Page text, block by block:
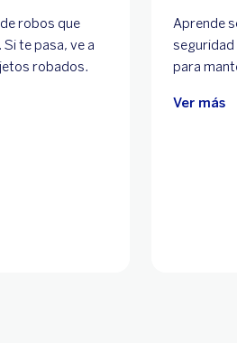
robos que
te pasa, ve a
robados.
Aprende
seguridad
para
Ver más